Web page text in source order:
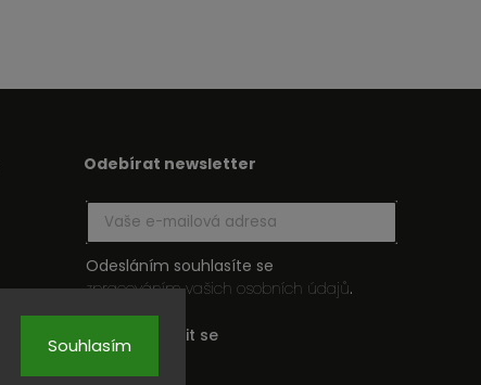
Souhlasím
Odebírat newsletter
Odesláním souhlasíte se
zpracováním vašich osobních údajů.
Přihlásit se